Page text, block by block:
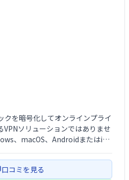
を暗号化してオンラインプライ
VPNソリューションではありませ
、macOS、AndroidまたはiOS
口コミを見る